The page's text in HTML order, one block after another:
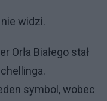
widzi.
Orła Białego stał
symbol, wobec